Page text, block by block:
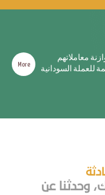
معاملاتهم
للعملة السودانية
More
وحدثنا عن